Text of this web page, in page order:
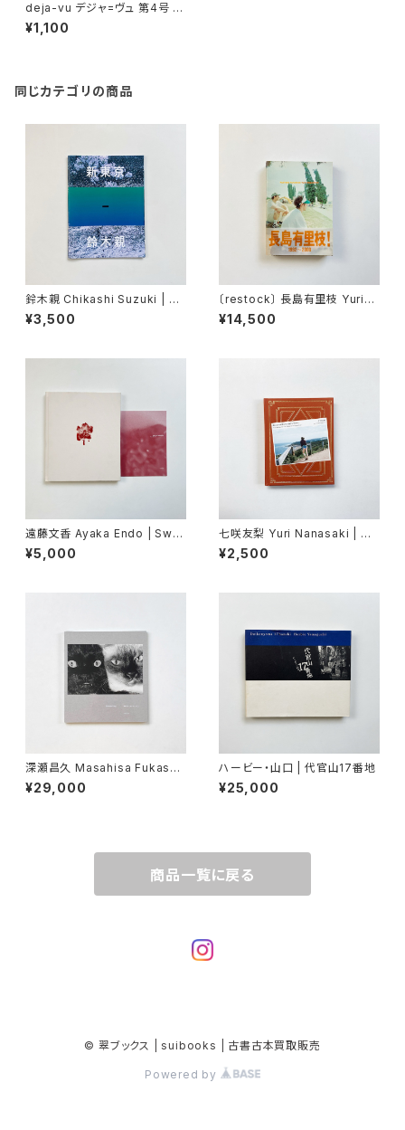
deja-vu デジャ=ヴュ 第4号 荒
木経惟
¥1,100
同じカテゴリの商品
鈴木親 Chikashi Suzuki | 新
東京
¥3,500
〔restock〕 長島有里枝 Yurie
Nagashima | Pastime para
dise
¥14,500
遠藤文香 Ayaka Endo | Swa
ying Flowers
¥5,000
七咲友梨 Yuri Nanasaki | 朝
になれば鳥たちが騒ぎだすだろ
う
¥2,500
深瀬昌久 Masahisa Fukase
"Wonderful Days"
¥29,000
ハービー・山口 | 代官山17番地
¥25,000
商品一覧に戻る
© 翠ブックス | suibooks | 古書古本買取販売
Powered by